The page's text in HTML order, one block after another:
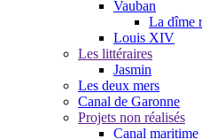
Vauban
La dîme
Louis XIV
Les littéraires
Jasmin
Les deux mers
Canal de Garonne
Projets non réalisés
Canal maritime